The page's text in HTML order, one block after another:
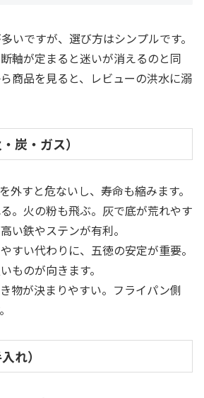
いですが、選び方はシンプルです。
軸が定まると迷いが消えるのと同
商品を見ると、レビューの洪水に溺
炭・ガス）
外すと危ないし、寿命も縮みます。
。火の粉も飛ぶ。灰で底が荒れやす
い鉄やステンが有利。
すい代わりに、五徳の安定が重要。
ものが向きます。
物が決まりやすい。フライパン側
れ）